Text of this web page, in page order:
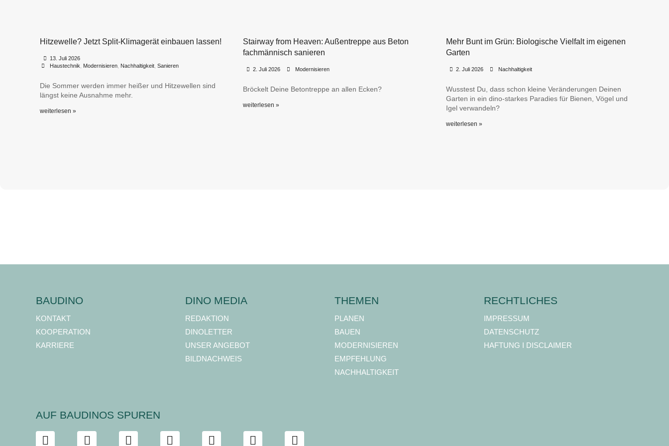
Hitzewelle? Jetzt Split-Klimagerät einbauen lassen!
13. Juli 2026
Haustechnik Modernisieren, Nachhaltigkeit, Sanieren
Die Sommer werden immer heißer und Hitzewellen sind
längst keine Ausnahme mehr.
weiterlesen »
Stairway from Heaven: Außentreppe aus Beton
fachmännisch sanieren
2. Juli 2026 Modernisieren
Bröckelt Deine Betontreppe an allen Ecken?
weiterlesen »
Mehr Bunt im Grün: Biologische Vielfalt im eigenen
Garten
2. Juli 2026 Nachhaltigkeit
Wusstest Du, dass schon kleine Veränderungen Deinen
Garten in ein dino-starkes Paradies für Bienen, Vögel und
Igel verwandeln?
weiterlesen »
BAUDINO
KONTAKT
KOOPERATION
KARRIERE
DINO MEDIA
REDAKTION
DINOLETTER
UNSER ANGEBOT
BILDNACHWEIS
THEMEN
PLANEN
BAUEN
MODERNISIEREN
EMPFEHLUNG
NACHHALTIGKEIT
RECHTLICHES
IMPRESSUM
DATENSCHUTZ
HAFTUNG I DISCLAIMER
AUF BAUDINOS SPUREN